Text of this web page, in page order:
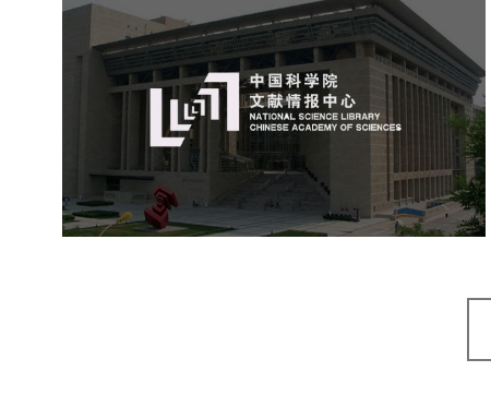
中国科学院文献情报中心
机构组织 网站建设
虚拟展厅
博物馆展厅设计
数字博物馆建设
展厅空间设计
北京展厅设计
产品展厅设计
企业展厅设计
公司展厅设计